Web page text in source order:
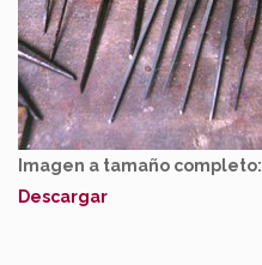
Imagen a tamaño completo:
Descargar